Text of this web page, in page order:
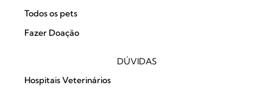
Todos os pets
Fazer Doação
DÚVIDAS
Hospitais Veterinários